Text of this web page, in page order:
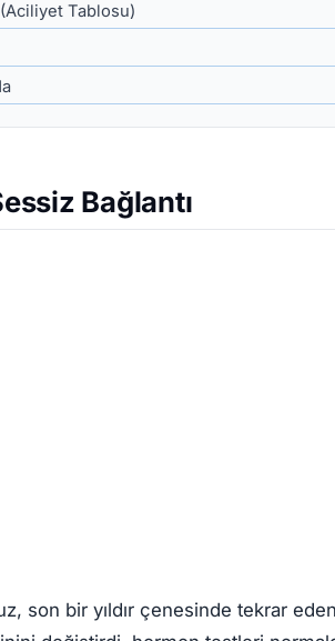
Tablosu)
Bağlantı
son bir yıldır çenesinde tekrar